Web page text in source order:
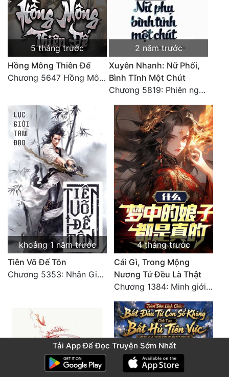
5 tháng trước
Hồng Mông Thiên Đế
Chương 5647 Hồng Mông Thiên Đế (HẾT)
2 năm trước
Xuyên Nhanh: Nữ Phối,
Bình Tĩnh Một Chút
Chương 5819: Phiên ngoại: Trở lại STARS [HẾT]
khoảng 1 năm trước
Tiên Võ Đế Tôn
Chương 5353: Nhân Gian Đạo (Đại kết cục) (2)
4 tháng trước
Cái Gì, Trong Mộng
Nương Tử Đều Là Thật
Chương 1384: Minh giới cực độc
Tải App Để Đọc Truyện Sớm Nhất